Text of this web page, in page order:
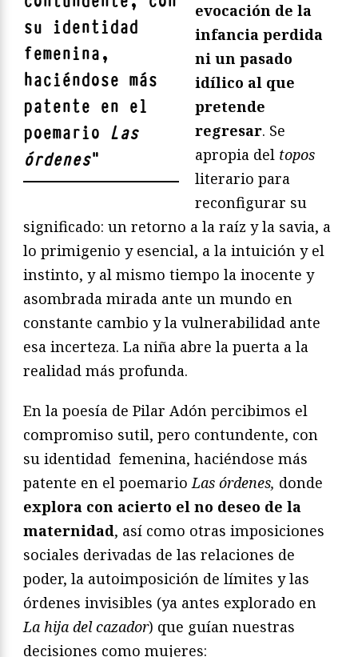
su identidad
femenina,
haciéndose más
patente en el
poemario Las
órdenes"
evocación de la
infancia perdida
ni un pasado
idílico al que
pretende
regresar. Se
apropia del topos
literario para
reconfigurar su
significado: un retorno a la raíz y la savia, a
lo primigenio y esencial, a la intuición y el
instinto, y al mismo tiempo la inocente y
asombrada mirada ante un mundo en
constante cambio y la vulnerabilidad ante
esa incerteza. La niña abre la puerta a la
realidad más profunda.
En la poesía de Pilar Adón percibimos el
compromiso sutil, pero contundente, con
su identidad femenina, haciéndose más
patente en el poemario Las órdenes, donde
explora con acierto el no deseo de la
maternidad, así como otras imposiciones
sociales derivadas de las relaciones de
poder, la autoimposición de límites y las
órdenes invisibles (ya antes explorado en
La hija del cazador) que guían nuestras
decisiones como mujeres: